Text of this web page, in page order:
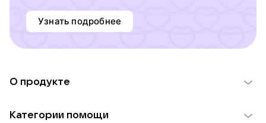
Узнать подробнее
О продукте
Категории помощи